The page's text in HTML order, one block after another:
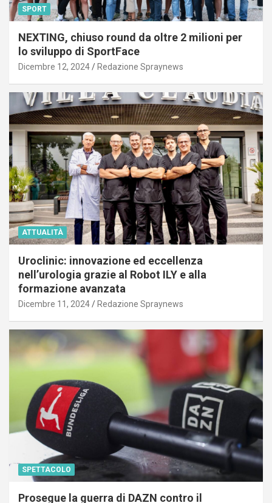
SPORT
NEXTING, chiuso round da oltre 2 milioni per
lo sviluppo di SportFace
Dicembre 12, 2024 Redazione Spraynews
ATTUALITÀ
Uroclinic: innovazione ed eccellenza
nell’urologia grazie al Robot ILY e alla
formazione avanzata
Dicembre 11, 2024 Redazione Spraynews
SPETTACOLO
Prosegue la guerra di DAZN contro il